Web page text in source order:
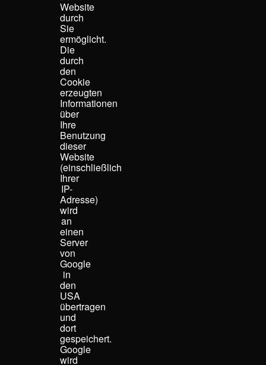
Website
durch
Sie
ermöglicht.
Die
durch
den
Cookie
erzeugten
Informationen
über
Ihre
Benutzung
dieser
Website
(einschließlich
Ihrer
IP-
Adresse)
wird
an
einen
Server
von
Google
in
den
USA
übertragen
und
dort
gespeichert.
Google
wird